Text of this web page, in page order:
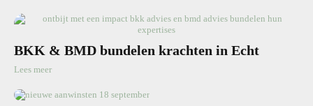
BKK & BMD bundelen krachten in Echt
Lees meer